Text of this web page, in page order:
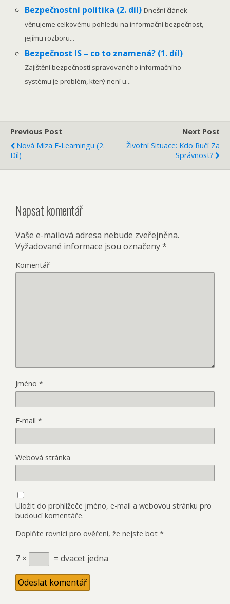
Bezpečnostní politika (2. díl)Dnešní článek
věnujeme celkovému pohledu na informační bezpečnost,
jejímu rozboru...
Bezpečnost IS – co to znamená? (1. díl)
Zajištění bezpečnosti spravovaného informačního
systému je problém, který není u...
Previous Post
Nová Míza E-Learningu (2.
Díl)
Next Post
Životní Situace: Kdo Ručí Za
Správnost?
Napsat komentář
Vaše e-mailová adresa nebude zveřejněna.
Vyžadované informace jsou označeny*
Komentář
Jméno *
E-mail *
Webová stránka
Uložit do prohlížeče jméno, e-mail a webovou stránku pro
budoucí komentáře.
Doplňte rovnici pro ověření, že nejste bot *
7 × = dvacet jedna